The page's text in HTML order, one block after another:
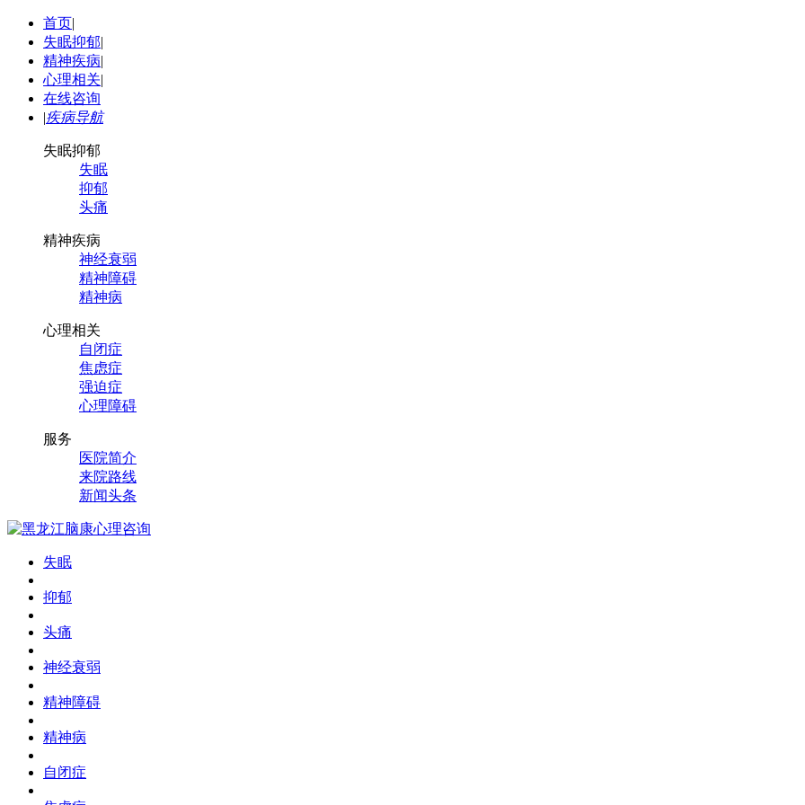
首页|
失眠抑郁|
精神疾病|
心理相关|
在线咨询
|疾病导航
失眠抑郁
失眠
抑郁
头痛
精神疾病
神经衰弱
精神障碍
精神病
心理相关
自闭症
焦虑症
强迫症
心理障碍
服务
医院简介
来院路线
新闻头条
失眠
抑郁
头痛
神经衰弱
精神障碍
精神病
自闭症